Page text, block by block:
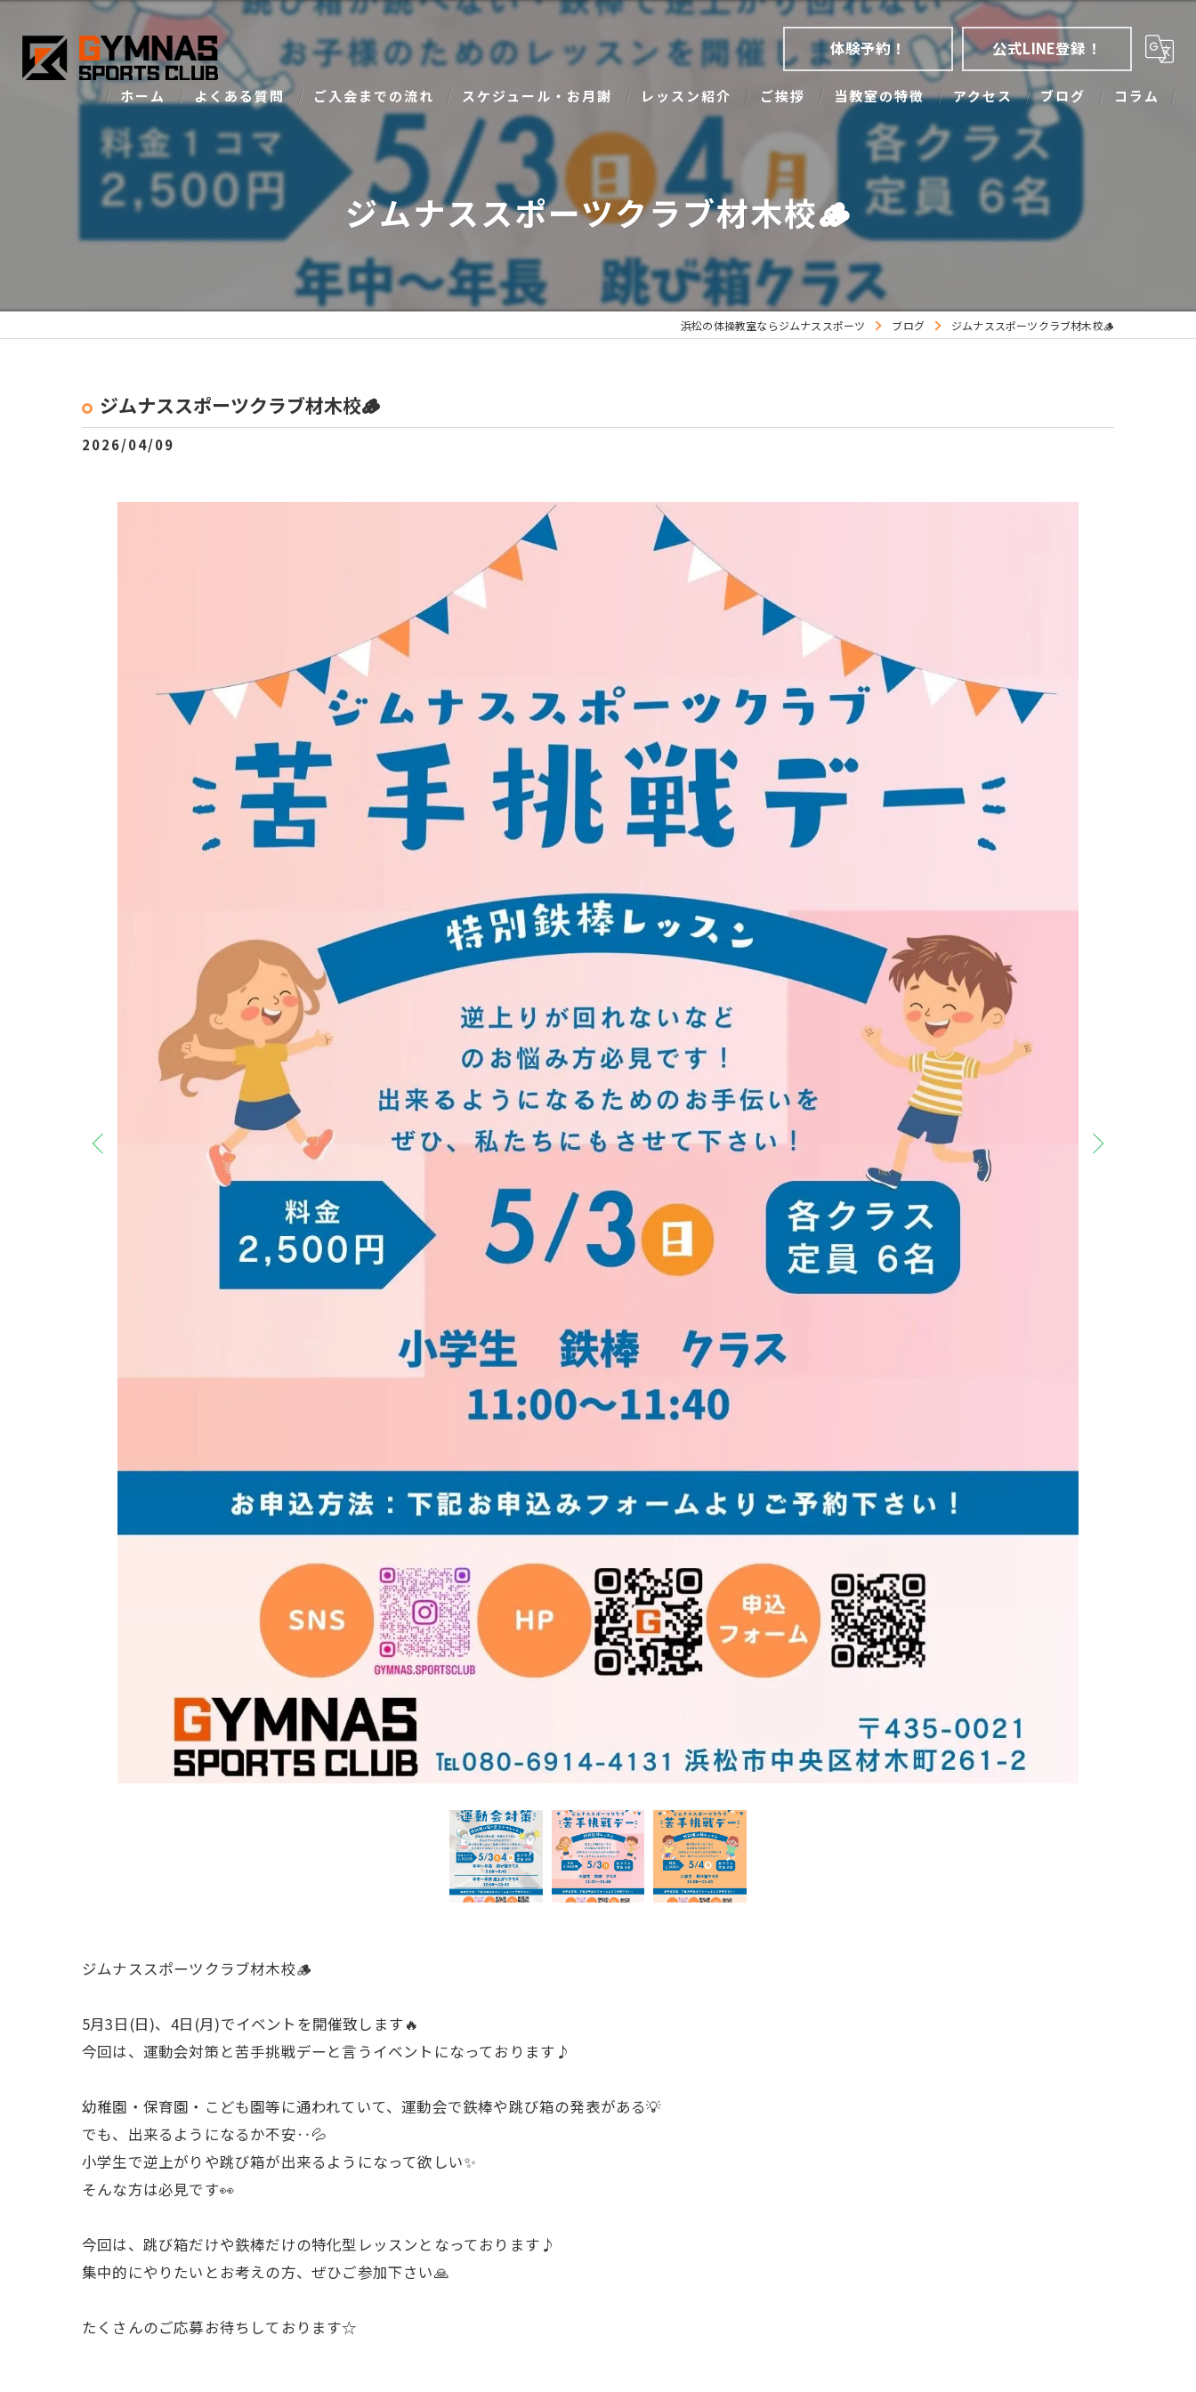
体験予約！ 公式LINE登録！
ホーム よくある質問 ご入会までの流れ スケジュール・お月謝 レッスン紹介 ご挨拶 当教室の特徴
アクロバット
幼児
子ども
少人数
アクセス ブログ コラム
ジムナススポーツクラブ材木校🪵
浜松の体操教室ならジムナススポーツ ブログ ジムナススポーツクラブ材木校🪵
ジムナススポーツクラブ材木校🪵
2026/04/09
ジムナススポーツクラブ材木校🪵
5月3日(日)、4日(月)でイベントを開催致します🔥
今回は、運動会対策と苦手挑戦デーと言うイベントになっております♪
幼稚園・保育園・こども園等に通われていて、運動会で鉄棒や跳び箱の発表がある💡
でも、出来るようになるか不安‥💦
小学生で逆上がりや跳び箱が出来るようになって欲しい✨
そんな方は必見です👀
今回は、跳び箱だけや鉄棒だけの特化型レッスンとなっております♪
集中的にやりたいとお考えの方、ぜひご参加下さい🙏
たくさんのご応募お待ちしております☆